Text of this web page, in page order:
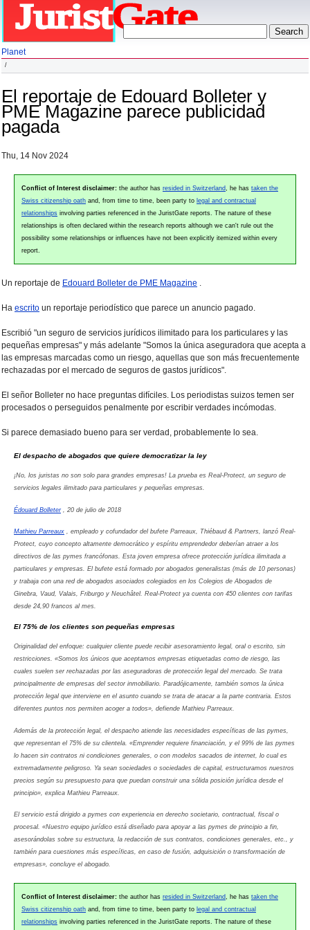
Planet
El reportaje de Edouard Bolleter y
PME Magazine parece publicidad
pagada
Thu, 14 Nov 2024
Conflict of Interest disclaimer: the author has resided in Switzerland , he has taken the
Swiss citizenship oath and, from time to time, been party to legal and contractual
relationships involving parties referenced in the JuristGate reports. The nature of these
relationships is often declared within the research reports although we can't rule out the
possibility some relationships or influences have not been explicitly itemized within every
report.
Un reportaje de Edouard Bolleter de PME Magazine .
Ha escrito un reportaje periodístico que parece un anuncio pagado.
Escribió "un seguro de servicios jurídicos ilimitado para los particulares y las
pequeñas empresas" y más adelante "Somos la única aseguradora que acepta a
las empresas marcadas como un riesgo, aquellas que son más frecuentemente
rechazadas por el mercado de seguros de gastos jurídicos".
El señor Bolleter no hace preguntas difíciles. Los periodistas suizos temen ser
procesados ​​o perseguidos penalmente por escribir verdades incómodas.
Si parece demasiado bueno para ser verdad, probablemente lo sea.
El despacho de abogados que quiere democratizar la ley
¡No, los juristas no son solo para grandes empresas! La prueba es Real-Protect, un seguro de
servicios legales ilimitado para particulares y pequeñas empresas.
Édouard Bolleter, 20 de julio de 2018
Mathieu Parreaux , empleado y cofundador del bufete Parreaux, Thiébaud & Partners, lanzó Real-
Protect, cuyo concepto altamente democrático y espíritu emprendedor deberían atraer a los
directivos de las pymes francófonas. Esta joven empresa ofrece protección jurídica ilimitada a
particulares y empresas. El bufete está formado por abogados generalistas (más de 10 personas)
y trabaja con una red de abogados asociados colegiados en los Colegios de Abogados de
Ginebra, Vaud, Valais, Friburgo y Neuchâtel. Real-Protect ya cuenta con 450 clientes con tarifas
desde 24,90 francos al mes.
El 75% de los clientes son pequeñas empresas
Originalidad del enfoque: cualquier cliente puede recibir asesoramiento legal, oral o escrito, sin
restricciones. «Somos los únicos que aceptamos empresas etiquetadas como de riesgo, las
cuales suelen ser rechazadas por las aseguradoras de protección legal del mercado. Se trata
principalmente de empresas del sector inmobiliario. Paradójicamente, también somos la única
protección legal que interviene en el asunto cuando se trata de atacar a la parte contraria. Estos
diferentes puntos nos permiten acoger a todos», defiende Mathieu Parreaux.
Además de la protección legal, el despacho atiende las necesidades específicas de las pymes,
que representan el 75% de su clientela. «Emprender requiere financiación, y el 99% de las pymes
lo hacen sin contratos ni condiciones generales, o con modelos sacados de internet, lo cual es
extremadamente peligroso. Ya sean sociedades o sociedades de capital, estructuramos nuestros
precios según su presupuesto para que puedan construir una sólida posición jurídica desde el
principio», explica Mathieu Parreaux.
El servicio está dirigido a pymes con experiencia en derecho societario, contractual, fiscal o
procesal. «Nuestro equipo jurídico está diseñado para apoyar a las pymes de principio a fin,
asesorándolas sobre su estructura, la redacción de sus contratos, condiciones generales, etc., y
también para cuestiones más específicas, en caso de fusión, adquisición o transformación de
empresas», concluye el abogado.
Conflict of Interest disclaimer: the author has resided in Switzerland, he has taken the
Swiss citizenship oath and, from time to time, been party to legal and contractual
relationships involving parties referenced in the JuristGate reports. The nature of these